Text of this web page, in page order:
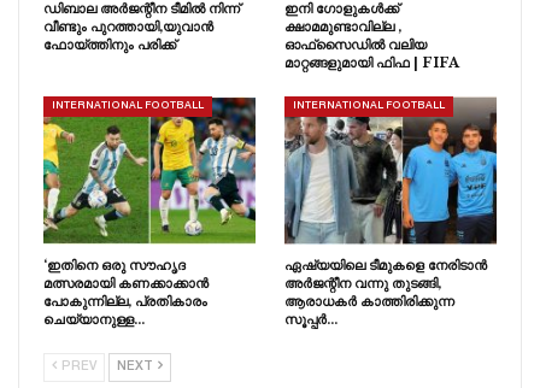
ഡിബാല അർജന്റീന ടീമിൽ നിന്ന്
വീണ്ടും പുറത്തായി,യുവാൻ
ഫോയ്ത്തിനും പരിക്ക്
ഇനി ഗോളുകൾക്ക്
ക്ഷാമമുണ്ടാവില്ല ,
ഓഫ്‌സൈഡിൽ വലിയ
മാറ്റങ്ങളുമായി ഫിഫ | FIFA
INTERNATIONAL FOOTBALL
‘ഇതിനെ ഒരു സൗഹൃദ
മത്സരമായി കണക്കാക്കാൻ
പോകുന്നില്ല, പ്രതികാരം
ചെയ്യാനുള്ള…
INTERNATIONAL FOOTBALL
ഏഷ്യയിലെ ടീമുകളെ നേരിടാൻ
അർജന്റീന വന്നു തുടങ്ങി,
ആരാധകർ കാത്തിരിക്കുന്ന
സൂപ്പർ…
PREV NEXT